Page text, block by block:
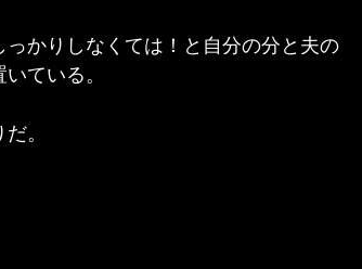
かりしなくては！と自分の分と夫の
ている。
。